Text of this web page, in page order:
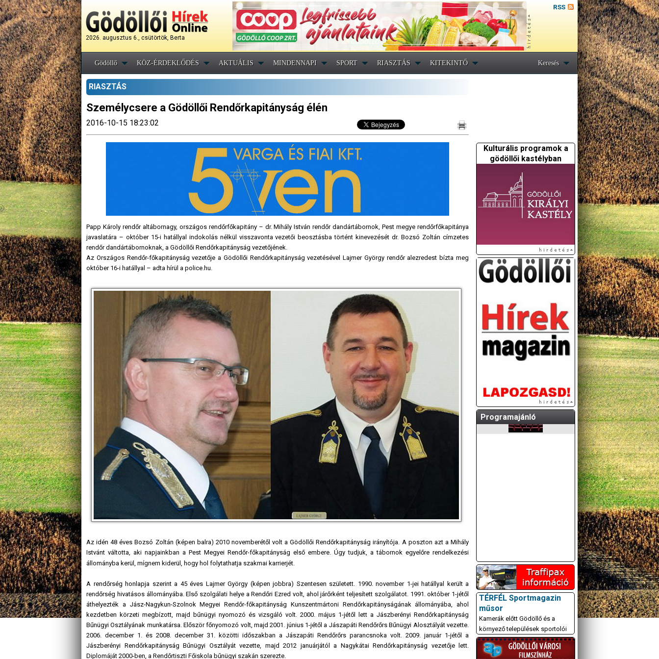
2026. augusztus 6., csütörtök, Berta
RSS
Gödöllő KÖZ-ÉRDEKLŐDÉS AKTUÁLIS MINDENNAPI SPORT RIASZTÁS KITEKINTŐ Keresés
RIASZTÁS
Személycsere a Gödöllői Rendőrkapitányság élén
2016-10-15 18:23:02
Papp Károly rendőr altábornagy, országos rendőrfőkapitány – dr. Mihály István rendőr dandártábornok, Pest megye rendőrfőkapitánya
javaslatára – október 15-i hatállyal indokolás nélkül visszavonta vezetői beosztásba történt kinevezését dr. Bozsó Zoltán címzetes
rendőr dandártábornoknak, a Gödöllői Rendőrkapitányság vezetőjének.
Az Országos Rendőr-főkapitányság vezetője a Gödöllői Rendőrkapitányság vezetésével Lajmer György rendőr alezredest bízta meg
október 16-i hatállyal – adta hírül a police.hu.
Az idén 48 éves Bozsó Zoltán (képen balra) 2010 novemberétől volt a Gödöllői Rendőrkapitányság irányítója. A poszton azt a Mihály
Istvánt váltotta, aki napjainkban a Pest Megyei Rendőr-főkapitányság első embere. Úgy tudjuk, a tábornok egyelőre rendelkezési
állományba kerül, mígnem kiderül, hogy hol folytathatja szakmai karrierjét.
A rendőrség honlapja szerint a 45 éves Lajmer György (képen jobbra) Szentesen született. 1990. november 1-jei hatállyal került a
rendőrség hivatásos állományába. Első szolgálati helye a Rendőri Ezred volt, ahol járőrként teljesített szolgálatot. 1991. október 1-jétől
áthelyezték a Jász-Nagykun-Szolnok Megyei Rendőr-főkapitányság Kunszentmártoni Rendőrkapitányságának állományába, ahol
kezdetben körzeti megbízott, majd bűnügyi nyomozó és vizsgáló volt. 2000. május 1-jétől lett a Jászberényi Rendőrkapitányság
Bűnügyi Osztályának munkatársa. Először főnyomozó volt, majd 2001. június 1-jétől a Jászapáti Rendőrőrs Bűnügyi Alosztályát vezette.
2006. december 1. és 2008. december 31. közötti időszakban a Jászapáti Rendőrőrs parancsnoka volt. 2009. január 1-jétől a
Jászberényi Rendőrkapitányság Bűnügyi Osztályát vezette, majd 2012 januárjától a Nagykátai Rendőrkapitányság vezetője lett.
Diplomáját 2000-ben, a Rendőrtiszti Főiskola bűnügyi szakán szerezte.
Kulturális programok a
gödöllői kastélyban
Programajánló
A GÖDÖLLŐI ÉS
KULTURÁLIS- ÉS
SPORTPROGRAMOKAT
KÖZZÉ!
TÉRFÉL Sportmagazin
műsor
Kamerák előtt Gödöllő és a
környező települések sportolói